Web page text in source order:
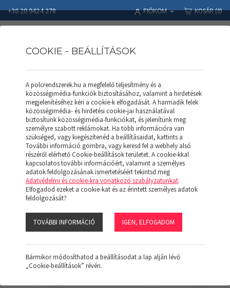
+36 20 9424 278 FIÓKOM KOSÁR(0)
Polcrendszerek Termékek Állványkeret ITS AK 50120 (H)
COOKIE - BEÁLLÍTÁSOK
A polcrendszerek.hu a megfelelő teljesítmény és a
közösségimédia-funkciók biztosításához, valamint a hirdetések
megjelenítéséhez kéri a cookie-k elfogadását. A harmadik felek
közösségimédia- és hirdetési cookie-jai használatával
biztosítunk közösségimédia-funkciókat, és jelenítünk meg
személyre szabott reklámokat. Ha több információra van
szükséged, vagy kiegészítenéd a beállításaidat, kattints a
További információ gombra, vagy keresd fel a webhely alsó
részéről elérhető Cookie-beállítások területet. A cookie-kkal
kapcsolatos további információért, valamint a személyes
adatok feldolgozásának ismertetéséért tekintsd meg
Adatvédelmi és cookie-kra vonatkozó szabályzatunkat.
Elfogadod ezeket a cookie-kat és az érintett személyes adatok
feldolgozását?
TOVÁBBI INFORMÁCIÓ IGEN, ELFOGADOM
Bármikor módosíthatod a beállításodat a lap alján lévő
„Cookie-beállítások” révén.